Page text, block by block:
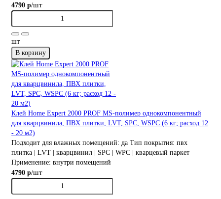
4790 р/шт
шт
В корзину
Клей Home Expert 2000 PROF MS-полимер однокомпонентный
для кварцвинила, ПВХ плитки, LVT, SPC, WSPС (6 кг; расход 12
- 20 м2)
Подходит для влажных помещений: да Тип покрытия: пвх
плитка | LVT | кварцвинил | SPC | WPC | кварцевый паркет
Применение: внутри помещений
4790 р/шт